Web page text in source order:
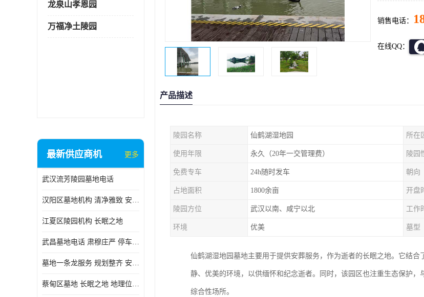
龙泉山孝恩园
万福净土陵园
最新供应商机 更多
武汉流芳陵园墓地电话
汉阳区墓地机构 清净雅致 安息之所
江夏区陵园机构 长眠之地
武昌墓地电话 肃穆庄严 停车方便
墓地一条龙服务 规划整齐 安息之所
蔡甸区墓地 长眠之地 地理位置好
销售电话：
在线QQ：
产品描述
陵园名称 仙鹤湖湿地园 所在
使用年限 永久（20年一交管理费） 陵园
免费专车 24h随时发车 朝向
占地面积 1800余亩 开盘
陵园方位 武汉以南、咸宁以北 工作
环境 优美 墓型
仙鹤湖湿地园墓地主要用于提供安葬服务，作为逝者的长眠之地。它结
静、优美的环境，以供缅怀和纪念逝者。同时，该园区也注重生态保护
综合性场所。